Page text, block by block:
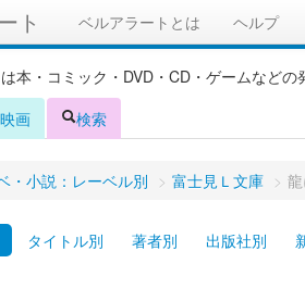
ト ベルアラートとは ヘルプ
本・コミック・DVD・CD・ゲームなどの
映画 検索
・小説：レーベル別 > 富士見Ｌ文庫 >
タイトル別 著者別 出版社別